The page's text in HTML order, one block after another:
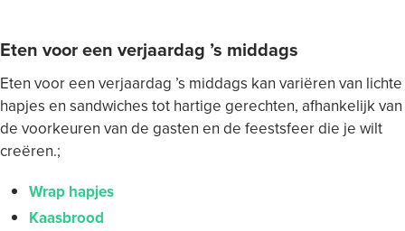
Eten voor een verjaardag ’s middags
Eten voor een verjaardag ’s middags kan variëren van lichte
hapjes en sandwiches tot hartige gerechten, afhankelijk van
de voorkeuren van de gasten en de feestsfeer die je wilt
creëren.;
Wrap hapjes
Kaasbrood